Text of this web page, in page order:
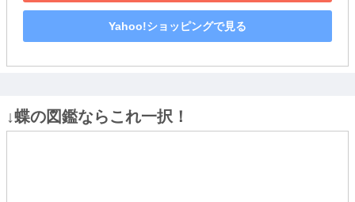
Yahoo!ショッピングで見る
↓蝶の図鑑ならこれ一択！